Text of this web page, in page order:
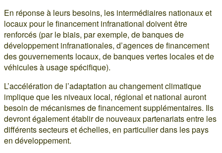
En réponse à leurs besoins, les intermédiaires nationaux et
locaux pour le financement infranational doivent être
renforcés (par le biais, par exemple, de banques de
développement infranationales, d’agences de financement
des gouvernements locaux, de banques vertes locales et de
véhicules à usage spécifique).
L’accélération de l’adaptation au changement climatique
implique que les niveaux local, régional et national auront
besoin de mécanismes de financement supplémentaires. Ils
devront également établir de nouveaux partenariats entre les
différents secteurs et échelles, en particulier dans les pays
en développement.